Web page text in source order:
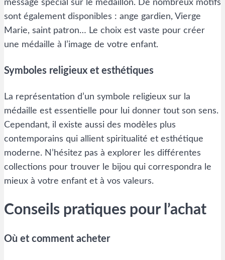
message spécial sur le médaillon. De nombreux motifs
sont également disponibles : ange gardien, Vierge
Marie, saint patron… Le choix est vaste pour créer
une médaille à l’image de votre enfant.
Symboles religieux et esthétiques
La représentation d’un symbole religieux sur la
médaille est essentielle pour lui donner tout son sens.
Cependant, il existe aussi des modèles plus
contemporains qui allient spiritualité et esthétique
moderne. N’hésitez pas à explorer les différentes
collections pour trouver le bijou qui correspondra le
mieux à votre enfant et à vos valeurs.
Conseils pratiques pour l’achat
Où et comment acheter